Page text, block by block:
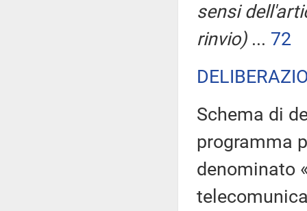
sensi
rinvio)... 72
Schema di
programma
denominato